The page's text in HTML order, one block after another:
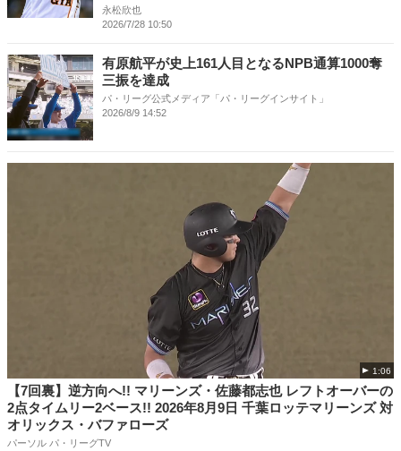
永松欣也
2026/7/28 10:50
有原航平が史上161人目となるNPB通算1000奪
三振を達成
パ・リーグ公式メディア「パ・リーグインサイト」
2026/8/9 14:52
1:06
【7回裏】逆方向へ!! マリーンズ・佐藤都志也 レフトオーバーの
2点タイムリー2ベース!! 2026年8月9日 千葉ロッテマリーンズ 対
オリックス・バファローズ
パーソル パ・リーグTV